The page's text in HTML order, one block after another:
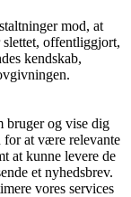
mod, at
offentliggjort,
kendskab,
bruger og vise dig
for at være relevante
at kunne levere de
et nyhedsbrev.
vores services